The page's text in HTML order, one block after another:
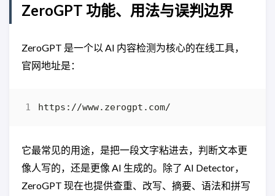
ZeroGPT 功能、用法与误判边界
ZeroGPT 是一个以 AI 内容检测为核心的在线工具，
官网地址是：
它最常见的用途，是把一段文字粘进去，判断文本更
像人写的，还是更像 AI 生成的。除了 AI Detector，
ZeroGPT 现在也提供查重、改写、摘要、语法和拼写